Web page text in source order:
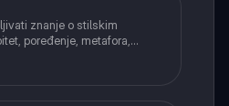
znanje o stilskim
poređenje, metafora,
onomatopeja, aliteracija i
njihovu ulogu u tekstu.